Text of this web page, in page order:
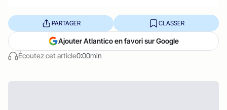
Écoutez cet article0:00min
PARTAGER CLASSER
Ajouter Atlantico en favori sur Google